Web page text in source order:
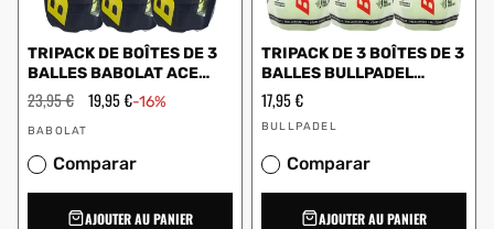
TRIPACK DE BOÎTES DE 3
BALLES BABOLAT ACE
PADEL
Prix
régulier
23,95 € Prix
en
19,95 €-16%
Vendeur
BABOLAT
Comparar
AJOUTER AU PANIER
TRIPACK DE 3 BOÎTES DE 3
BALLES BULLPADEL
PREMIUM PRO
Prix
régulier
17,95 €
Vendeur
BULLPADEL
Comparar
AJOUTER AU PANIER